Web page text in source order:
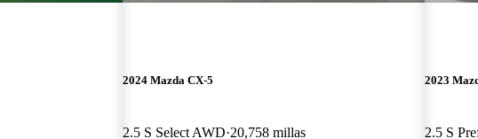
2024 Mazda CX-5
2.5 S Select AWD 20,758 millas
2023
2.5 S